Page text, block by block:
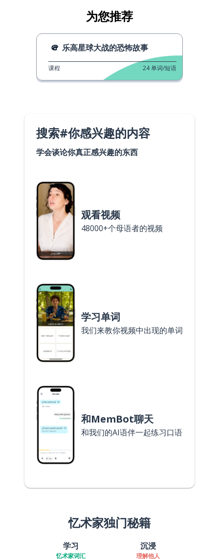
为您推荐
乐高星球大战的恐怖故事
课程 24单词/短语
搜索#你感兴趣的内容
学会谈论你真正感兴趣的东西
观看视频
48000+个母语者的视频
学习单词
我们来教你视频中出现的单词
和MemBot聊天
和我们的AI语伴一起练习口语
忆术家独门秘籍
学习
忆术家词汇
沉浸
理解他人